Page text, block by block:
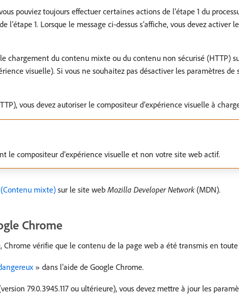
pouviez toujours effectuer certaines actions de l’étape 1 du
l’étape 1. Lorsque le message ci-dessus s’affiche, vous devez
chargement du contenu mixte ou du contenu non sécurisé (HTTP)
visuelle). Si vous ne souhaitez pas désactiver les paramètres de
vous devez autoriser le compositeur d’expérience visuelle à
le compositeur d’expérience visuelle et non votre site web actif.
mixte) sur le site web Mozilla Developer Network(MDN).
Chrome
Chrome vérifie que le contenu de la page web a été transmis en
» dans l’aide de Google Chrome.
79.0.3945.117 ou ultérieure), vous devez mettre à jour les